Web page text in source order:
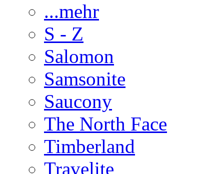
...mehr
S - Z
Salomon
Samsonite
Saucony
The North Face
Timberland
Travelite